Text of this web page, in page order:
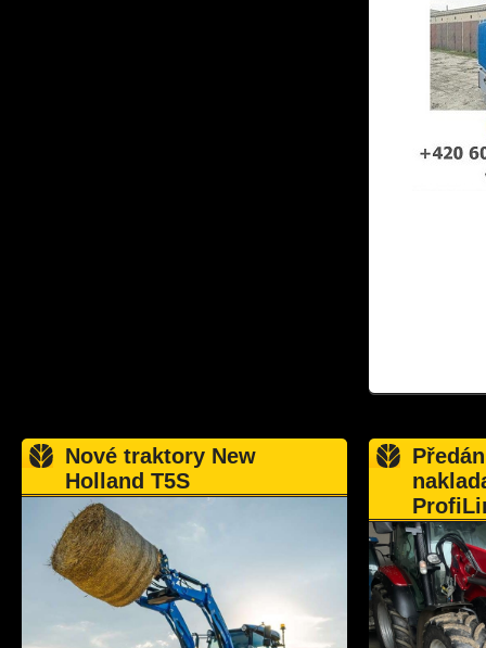
Nové traktory New
Holland T5S